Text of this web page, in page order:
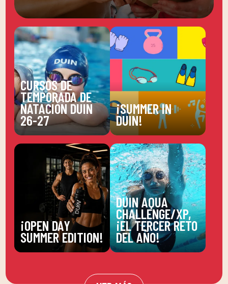
CURSOS DE
TEMPORADA DE
NATACIÓN DUIN
26-27
¡SUMMER IN
DUIN!
¡OPEN DAY
SUMMER EDITION!
DUIN AQUA
CHALLENGE/XP,
¡EL TERCER RETO
DEL AÑO!